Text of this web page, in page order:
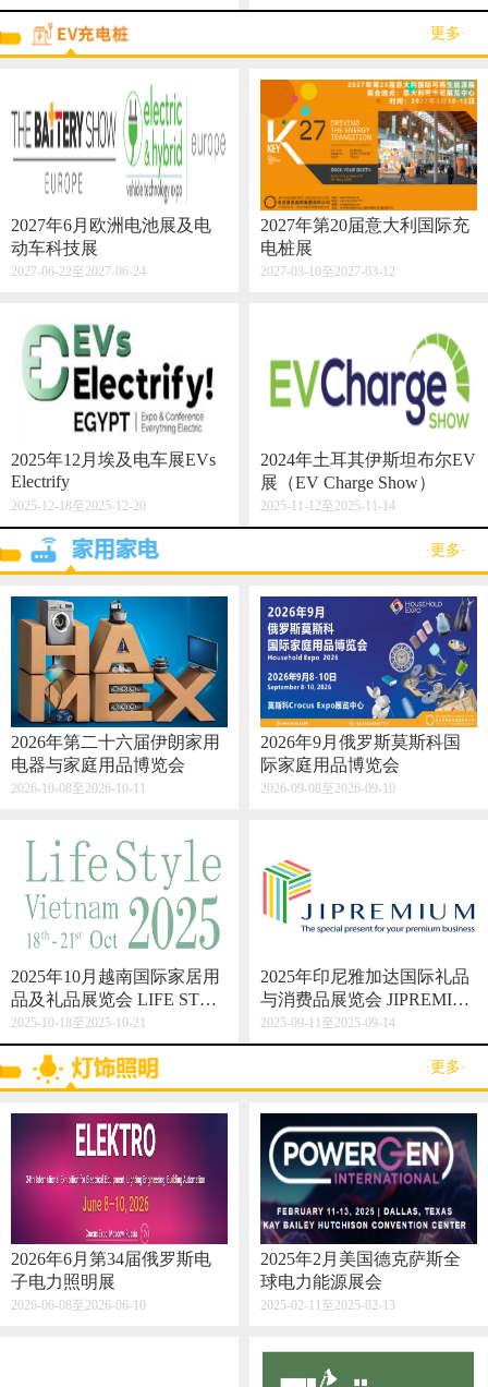
·更多·
2027年6月欧洲电池展及电
动车科技展
2027-06-22至2027-06-24
2027年第20届意大利国际充
电桩展
2027-03-10至2027-03-12
2025年12月埃及电车展EVs
Electrify
2025-12-18至2025-12-20
2024年土耳其伊斯坦布尔EV
展（EV Charge Show）
2025-11-12至2025-11-14
·更多·
2026年第二十六届伊朗家用
电器与家庭用品博览会
2026-10-08至2026-10-11
2026年9月俄罗斯莫斯科国
际家庭用品博览会
2026-09-08至2026-09-10
2025年10月越南国际家居用
品及礼品展览会 LIFE STYL
E VIETNAM 2025
2025-10-18至2025-10-21
2025年印尼雅加达国际礼品
与消费品展览会 JIPREMIU
M
2025-09-11至2025-09-14
·更多·
2026年6月第34届俄罗斯电
子电力照明展
2026-06-08至2026-06-10
2025年2月美国德克萨斯全
球电力能源展会
2025-02-11至2025-02-13